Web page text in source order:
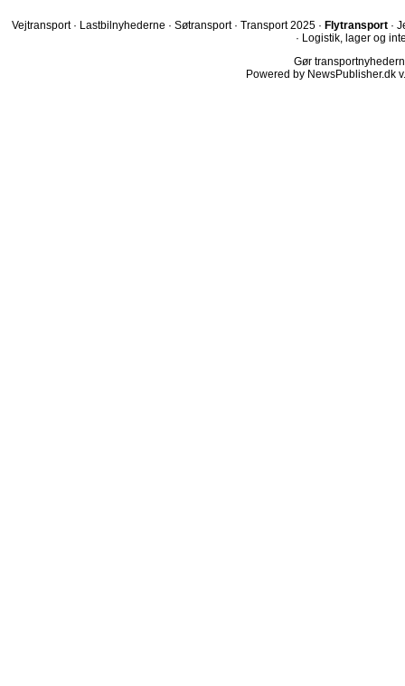
Vejtransport · Lastbilnyhederne · Søtransport · Transport 2025 · Flytransport ·
· Logistik, lager og
Gør
Powered by NewsPublisher.dk